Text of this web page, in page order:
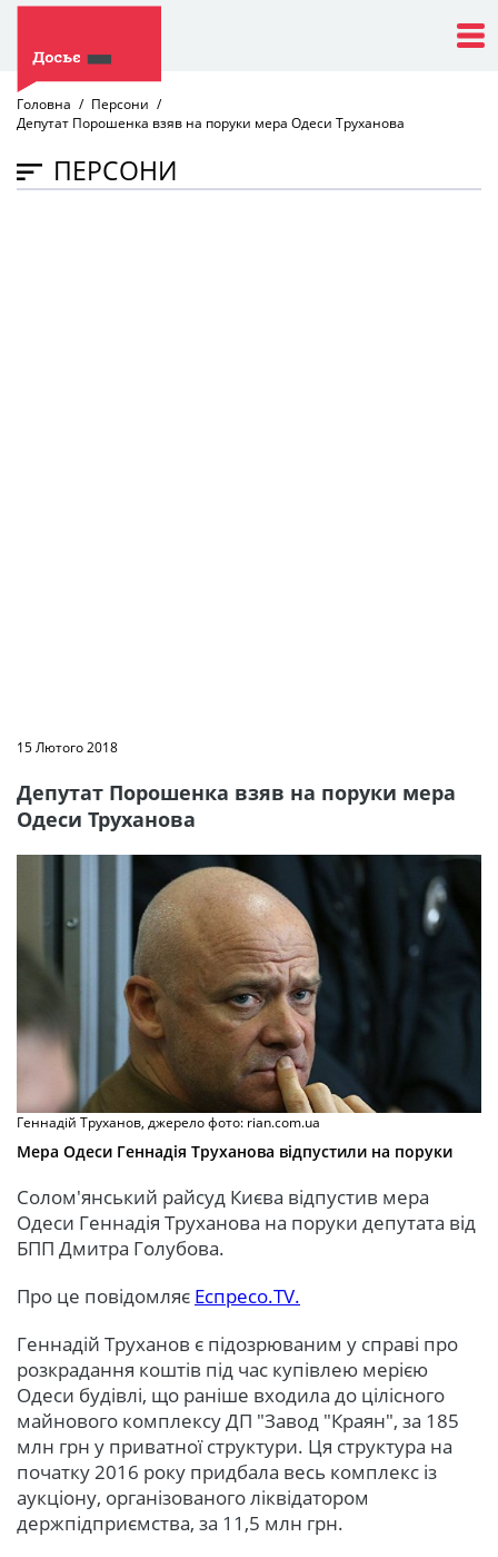
Головна
Персони
Депутат Порошенка взяв на поруки мера Одеси Труханова
ПЕРСОНИ
15 Лютого 2018
Депутат Порошенка взяв на поруки мера
Одеси Труханова
Геннадій Труханов, джерело фото: rian.com.ua
Мера Одеси Геннадія Труханова відпустили на поруки
Солом'янський райсуд Києва відпустив мера
Одеси Геннадія Труханова на поруки депутата від
БПП Дмитра Голубова.
Про це повідомляє Еспресо.TV.
Геннадій Труханов є підозрюваним у справі про
розкрадання коштів під час купівлею мерією
Одеси будівлі, що раніше входила до цілісного
майнового комплексу ДП "Завод "Краян", за 185
млн грн у приватної структури. Ця структура на
початку 2016 року придбала весь комплекс із
аукціону, організованого ліквідатором
держпідприємства, за 11,5 млн грн.